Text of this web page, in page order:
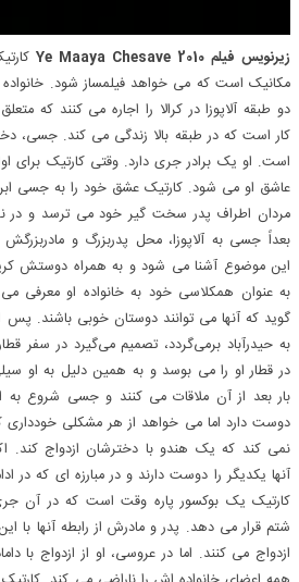
زیرنویس فیلم Ye Maaya Chesave 2010
دو طبقه آلاپوزا در کرالا را اجاره می کنند که
کار است که در طبقه بالا زندگی می کند. جسی،
است. او یک برادر جری دارد. وقتی کارتیک برای
عاشق او می شود. کارتیک عشق خود را به جسی
مردان اطراف پدر سخت گیر خود می ترسد و در
بعداً جسی به آلاپوزا، محل پدربزرگ و
این موضوع آشنا می شود و به همراه دوستش
به عنوان همکلاسی خود به خانواده او
گوید که آنها می توانند دوستان خوبی باشند. پس
به حیدرآباد برمی‌گردد، تصمیم می‌گیرد در سفر
در قطار او را می بوسد و به همین دلیل به او
بار بعد از آن ملاقات می کنند و جسی شروع به
دوست دارد اما می خواهد از هر مشکلی خودداری
نمی کند که یک هندو با دخترشان ازدواج
آنها یکدیگر را دوست دارند و در مبارزه ای که در
کارتیک یک بوکسور پاره وقت است که در آن
شتم قرار می دهد. پدر و مادرش از رابطه آنها با
ازدواج می کنند. اما در عروسی، او از ازدواج با